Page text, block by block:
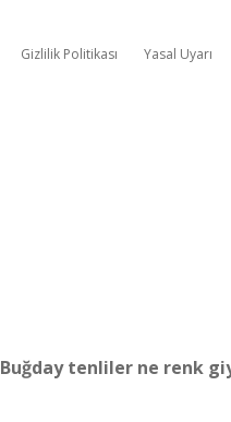
Gizlilik Politikası Yasal Uyarı
Buğday tenliler ne renk